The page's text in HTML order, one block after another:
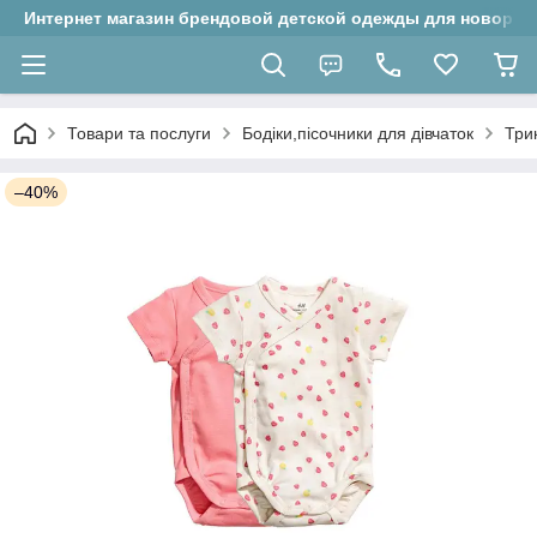
Интернет магазин брендовой детской одежды для
Товари та послуги Бодіки,пісочники для дівчаток
–40%